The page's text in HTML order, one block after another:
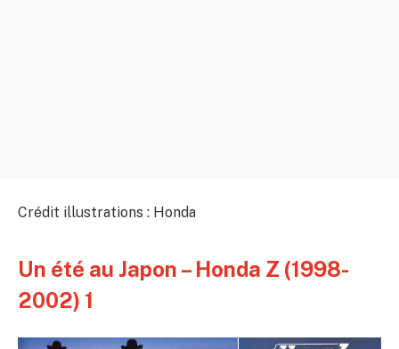
Crédit illustrations : Honda
Un été au Japon – Honda Z (1998-
2002) 1